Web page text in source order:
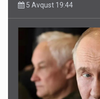
5 Avqust 19:44